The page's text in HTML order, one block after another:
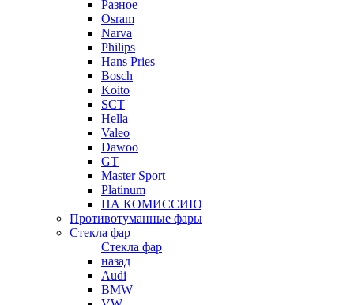
Разное
Osram
Narva
Philips
Hans Pries
Bosch
Koito
SCT
Hella
Valeo
Dawoo
GT
Master Sport
Platinum
НА КОМИССИЮ
Противотуманные фары
Стекла фар
Стекла фар
назад
Audi
BMW